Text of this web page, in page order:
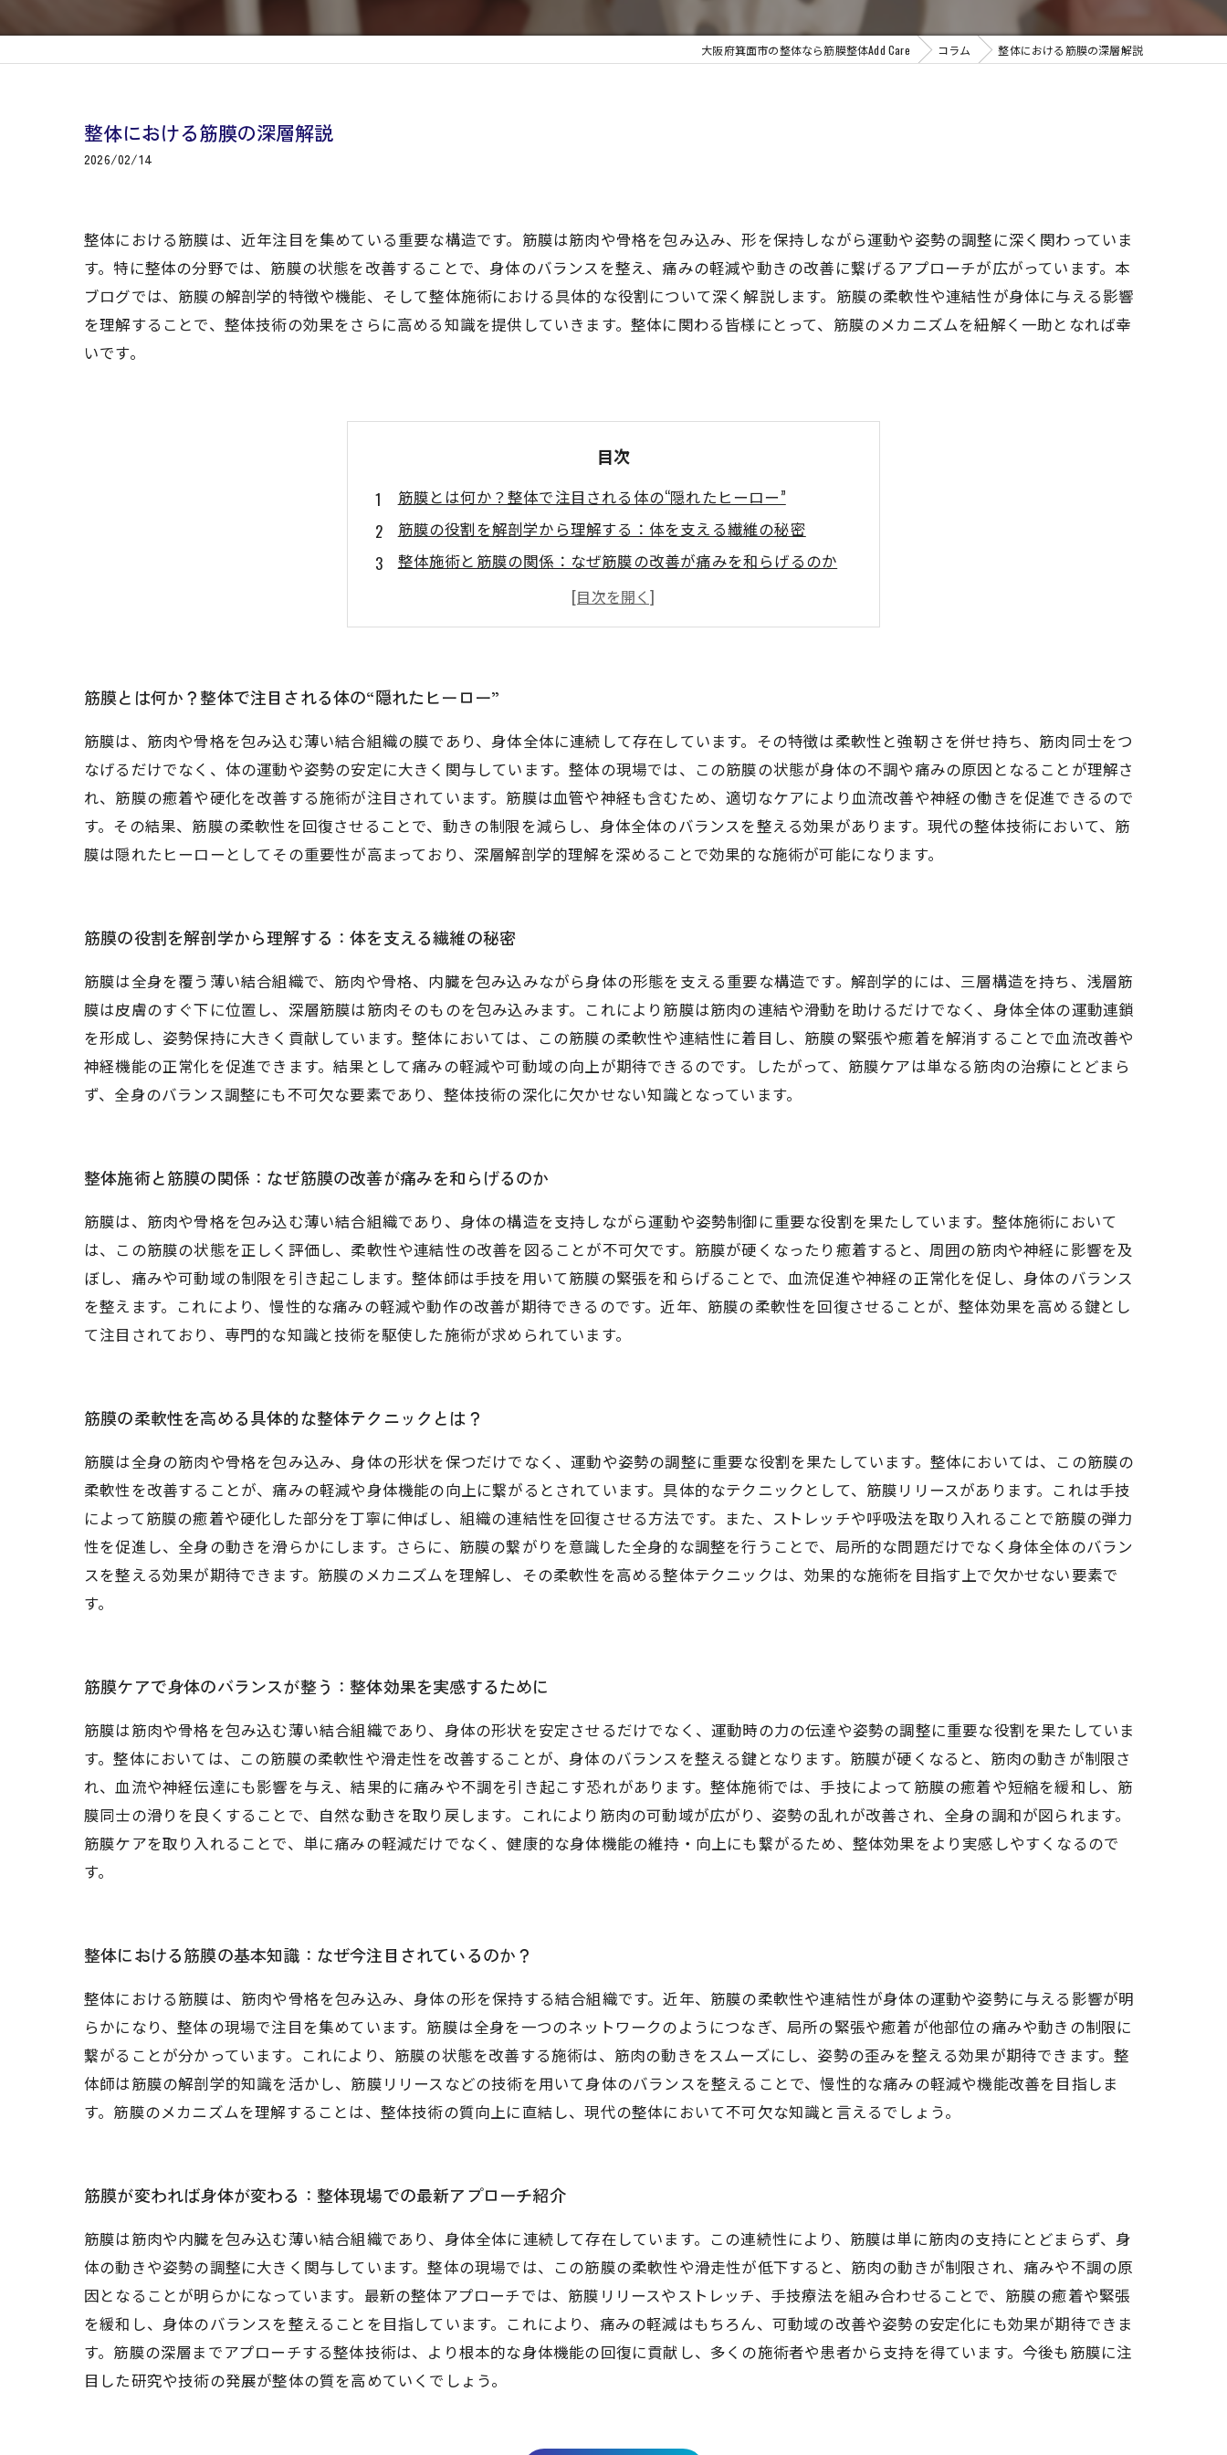
大阪府箕面市の整体なら筋膜整体Add Care コラム 整体における筋膜の深層解説
整体における筋膜の深層解説
2026/02/14
整体における筋膜は、近年注目を集めている重要な構造です。筋膜は筋肉や骨格を包み込み、形を保持しながら運動や姿勢の調整に深く関わっていま
す。特に整体の分野では、筋膜の状態を改善することで、身体のバランスを整え、痛みの軽減や動きの改善に繋げるアプローチが広がっています。本
ブログでは、筋膜の解剖学的特徴や機能、そして整体施術における具体的な役割について深く解説します。筋膜の柔軟性や連結性が身体に与える影響
を理解することで、整体技術の効果をさらに高める知識を提供していきます。整体に関わる皆様にとって、筋膜のメカニズムを紐解く一助となれば幸
いです。
目次
筋膜とは何か？整体で注目される体の“隠れたヒーロー”
筋膜の役割を解剖学から理解する：体を支える繊維の秘密
整体施術と筋膜の関係：なぜ筋膜の改善が痛みを和らげるのか
筋膜の柔軟性を高める具体的な整体テクニックとは？
筋膜ケアで身体のバランスが整う：整体効果を実感するために
筋膜が変われば身体が変わる：整体現場での最新アプローチ紹介
筋膜とは何か？整体で注目される体の“隠れたヒーロー”
筋膜は、筋肉や骨格を包み込む薄い結合組織の膜であり、身体全体に連続して存在しています。その特徴は柔軟性と強靭さを併せ持ち、筋肉同士をつ
なげるだけでなく、体の運動や姿勢の安定に大きく関与しています。整体の現場では、この筋膜の状態が身体の不調や痛みの原因となることが理解さ
れ、筋膜の癒着や硬化を改善する施術が注目されています。筋膜は血管や神経も含むため、適切なケアにより血流改善や神経の働きを促進できるので
す。その結果、筋膜の柔軟性を回復させることで、動きの制限を減らし、身体全体のバランスを整える効果があります。現代の整体技術において、筋
膜は隠れたヒーローとしてその重要性が高まっており、深層解剖学的理解を深めることで効果的な施術が可能になります。
筋膜の役割を解剖学から理解する：体を支える繊維の秘密
筋膜は全身を覆う薄い結合組織で、筋肉や骨格、内臓を包み込みながら身体の形態を支える重要な構造です。解剖学的には、三層構造を持ち、浅層筋
膜は皮膚のすぐ下に位置し、深層筋膜は筋肉そのものを包み込みます。これにより筋膜は筋肉の連結や滑動を助けるだけでなく、身体全体の運動連鎖
を形成し、姿勢保持に大きく貢献しています。整体においては、この筋膜の柔軟性や連結性に着目し、筋膜の緊張や癒着を解消することで血流改善や
神経機能の正常化を促進できます。結果として痛みの軽減や可動域の向上が期待できるのです。したがって、筋膜ケアは単なる筋肉の治療にとどまら
ず、全身のバランス調整にも不可欠な要素であり、整体技術の深化に欠かせない知識となっています。
整体施術と筋膜の関係：なぜ筋膜の改善が痛みを和らげるのか
筋膜は、筋肉や骨格を包み込む薄い結合組織であり、身体の構造を支持しながら運動や姿勢制御に重要な役割を果たしています。整体施術において
は、この筋膜の状態を正しく評価し、柔軟性や連結性の改善を図ることが不可欠です。筋膜が硬くなったり癒着すると、周囲の筋肉や神経に影響を及
ぼし、痛みや可動域の制限を引き起こします。整体師は手技を用いて筋膜の緊張を和らげることで、血流促進や神経の正常化を促し、身体のバランス
を整えます。これにより、慢性的な痛みの軽減や動作の改善が期待できるのです。近年、筋膜の柔軟性を回復させることが、整体効果を高める鍵とし
て注目されており、専門的な知識と技術を駆使した施術が求められています。
筋膜の柔軟性を高める具体的な整体テクニックとは？
筋膜は全身の筋肉や骨格を包み込み、身体の形状を保つだけでなく、運動や姿勢の調整に重要な役割を果たしています。整体においては、この筋膜の
柔軟性を改善することが、痛みの軽減や身体機能の向上に繋がるとされています。具体的なテクニックとして、筋膜リリースがあります。これは手技
によって筋膜の癒着や硬化した部分を丁寧に伸ばし、組織の連結性を回復させる方法です。また、ストレッチや呼吸法を取り入れることで筋膜の弾力
性を促進し、全身の動きを滑らかにします。さらに、筋膜の繋がりを意識した全身的な調整を行うことで、局所的な問題だけでなく身体全体のバラン
スを整える効果が期待できます。筋膜のメカニズムを理解し、その柔軟性を高める整体テクニックは、効果的な施術を目指す上で欠かせない要素で
す。
筋膜ケアで身体のバランスが整う：整体効果を実感するために
筋膜は筋肉や骨格を包み込む薄い結合組織であり、身体の形状を安定させるだけでなく、運動時の力の伝達や姿勢の調整に重要な役割を果たしていま
す。整体においては、この筋膜の柔軟性や滑走性を改善することが、身体のバランスを整える鍵となります。筋膜が硬くなると、筋肉の動きが制限さ
れ、血流や神経伝達にも影響を与え、結果的に痛みや不調を引き起こす恐れがあります。整体施術では、手技によって筋膜の癒着や短縮を緩和し、筋
膜同士の滑りを良くすることで、自然な動きを取り戻します。これにより筋肉の可動域が広がり、姿勢の乱れが改善され、全身の調和が図られます。
筋膜ケアを取り入れることで、単に痛みの軽減だけでなく、健康的な身体機能の維持・向上にも繋がるため、整体効果をより実感しやすくなるので
す。
整体における筋膜の基本知識：なぜ今注目されているのか？
整体における筋膜は、筋肉や骨格を包み込み、身体の形を保持する結合組織です。近年、筋膜の柔軟性や連結性が身体の運動や姿勢に与える影響が明
らかになり、整体の現場で注目を集めています。筋膜は全身を一つのネットワークのようにつなぎ、局所の緊張や癒着が他部位の痛みや動きの制限に
繋がることが分かっています。これにより、筋膜の状態を改善する施術は、筋肉の動きをスムーズにし、姿勢の歪みを整える効果が期待できます。整
体師は筋膜の解剖学的知識を活かし、筋膜リリースなどの技術を用いて身体のバランスを整えることで、慢性的な痛みの軽減や機能改善を目指しま
す。筋膜のメカニズムを理解することは、整体技術の質向上に直結し、現代の整体において不可欠な知識と言えるでしょう。
筋膜が変われば身体が変わる：整体現場での最新アプローチ紹介
筋膜は筋肉や内臓を包み込む薄い結合組織であり、身体全体に連続して存在しています。この連続性により、筋膜は単に筋肉の支持にとどまらず、身
体の動きや姿勢の調整に大きく関与しています。整体の現場では、この筋膜の柔軟性や滑走性が低下すると、筋肉の動きが制限され、痛みや不調の原
因となることが明らかになっています。最新の整体アプローチでは、筋膜リリースやストレッチ、手技療法を組み合わせることで、筋膜の癒着や緊張
を緩和し、身体のバランスを整えることを目指しています。これにより、痛みの軽減はもちろん、可動域の改善や姿勢の安定化にも効果が期待できま
す。筋膜の深層までアプローチする整体技術は、より根本的な身体機能の回復に貢献し、多くの施術者や患者から支持を得ています。今後も筋膜に注
目した研究や技術の発展が整体の質を高めていくでしょう。